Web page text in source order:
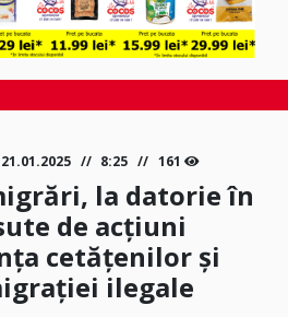
21.01.2025 8:25 161
la datorie în
de acțiuni
cetățenilor și
ilegale